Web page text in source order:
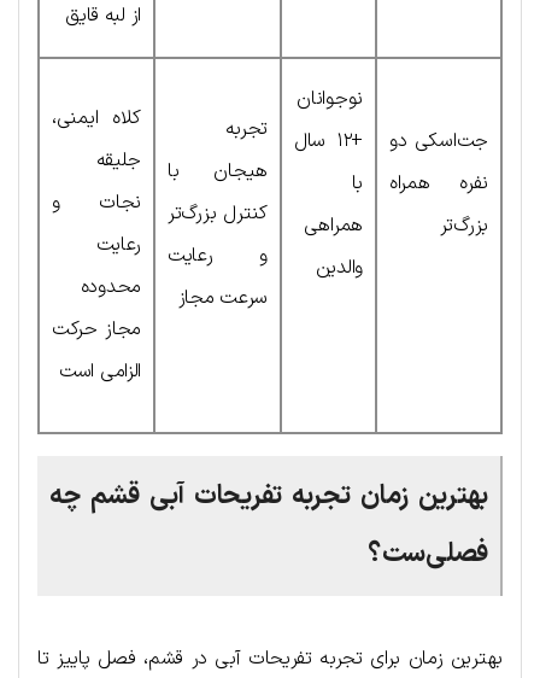
از لبه قایق
جت‌اسکی دو
نفره همراه
بزرگ‌تر
نوجوانان
+۱۲ سال
با
همراهی
والدین
تجربه
هیجان با
کنترل بزرگ‌تر
و رعایت
سرعت مجاز
کلاه ایمنی،
جلیقه
نجات و
رعایت
محدوده
مجاز حرکت
الزامی است
بهترین زمان تجربه تفریحات آبی قشم چه
فصلی‌ست؟
بهترین زمان برای تجربه تفریحات آبی در قشم، فصل پاییز تا